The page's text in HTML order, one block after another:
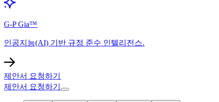
G-P Gia™​​
인공지능(AI) 기반 규정 준수 인텔리전스.​​
제안서 요청하기​​
제안서 요청하기​​